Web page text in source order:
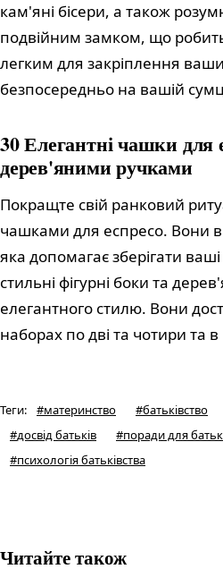
кам'яні бісери, а також
подвійним замком, що
легким для закріплення
безпосередньо на вашій
30 Елегантні чашки для
дерев'яними ручками
Покращте свій ранковий
чашками для еспресо. Вони
яка допомагає зберігати
стильні фігурні боки та
елегантного стилю. Вони
наборах по дві та чотири та
Теги: #материнство #батьківство
#досвід батьків #поради для
#психологія батьківства
Читайте також